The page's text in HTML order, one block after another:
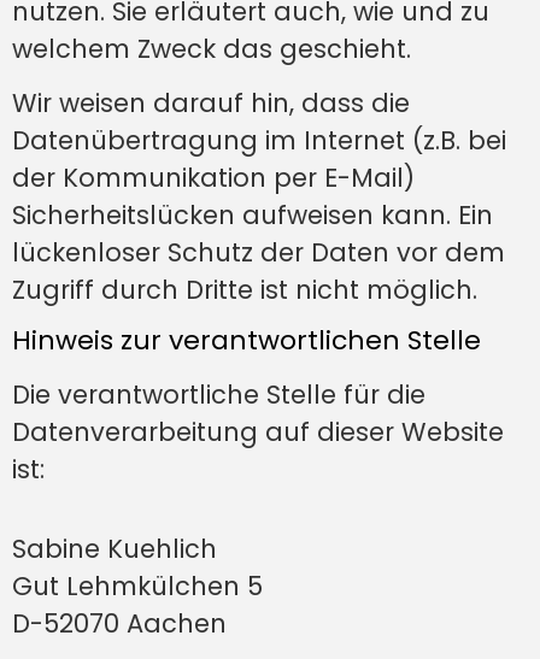
nutzen. Sie erläutert auch, wie und zu
welchem Zweck das geschieht.
Wir weisen darauf hin, dass die
Datenübertragung im Internet (z.B. bei
der Kommunikation per E-Mail)
Sicherheitslücken aufweisen kann. Ein
lückenloser Schutz der Daten vor dem
Zugriff durch Dritte ist nicht möglich.
Hinweis zur verantwortlichen Stelle
Die verantwortliche Stelle für die
Datenverarbeitung auf dieser Website
ist:
Sabine Kuehlich
Gut Lehmkülchen 5
D-52070 Aachen